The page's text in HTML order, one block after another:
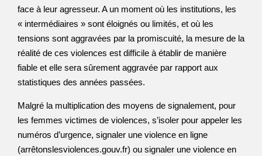
face à leur agresseur. A un moment où les institutions, les
« intermédiaires » sont éloignés ou limités, et où les
tensions sont aggravées par la promiscuité, la mesure de la
réalité de ces violences est difficile à établir de manière
fiable et elle sera sûrement aggravée par rapport aux
statistiques des années passées.
Malgré la multiplication des moyens de signalement, pour
les femmes victimes de violences, s’isoler pour appeler les
numéros d’urgence, signaler une violence en ligne
(arrêtonslesviolences.gouv.fr) ou signaler une violence en